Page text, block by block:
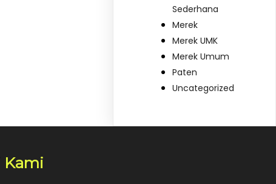
Sederhana
Merek
Merek UMK
Merek Umum
Paten
Uncategorized
Kami